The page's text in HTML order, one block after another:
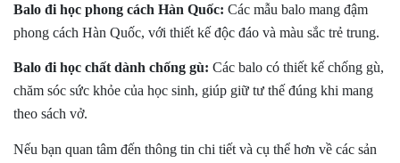
Balo đi học phong cách Hàn Quốc: Các mẫu balo mang đậm
phong cách Hàn Quốc, với thiết kế độc đáo và màu sắc trẻ trung.
Balo đi học chất dành chống gù: Các balo có thiết kế chống gù,
chăm sóc sức khỏe của học sinh, giúp giữ tư thế đúng khi mang
theo sách vở.
Nếu bạn quan tâm đến thông tin chi tiết và cụ thể hơn về các sản